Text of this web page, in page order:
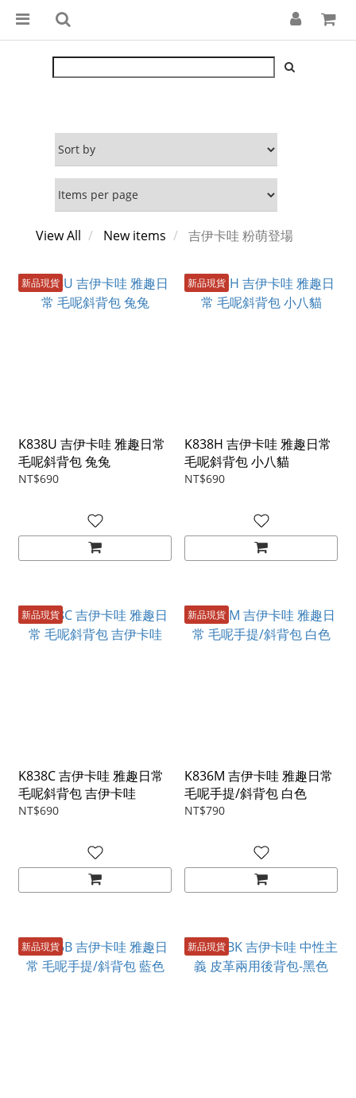
View All New items 吉伊卡哇 粉萌登場
新品現貨
K838U 吉伊卡哇 雅趣日常
毛呢斜背包 兔兔
NT$690
新品現貨
K838H 吉伊卡哇 雅趣日常
毛呢斜背包 小八貓
NT$690
新品現貨
K838C 吉伊卡哇 雅趣日常
毛呢斜背包 吉伊卡哇
NT$690
新品現貨
K836M 吉伊卡哇 雅趣日常
毛呢手提/斜背包 白色
NT$790
新品現貨 新品現貨